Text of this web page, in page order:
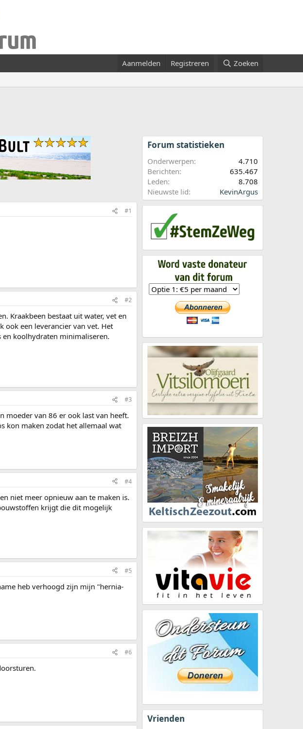
Aanmelden Registreren Zoeken
#1
#2
Kraakbeen bestaat uit water, vet en
ook een leverancier van vet. Het
koolhydraten minimaliseren.
#3
moeder van 86 er ook last van heeft.
kon maken zodat het allemaal wat
#4
niet meer opnieuw aan te maken is.
krijgt die dit mogelijk
#5
heb verhoogd zijn mijn "hernia-
#6
Forum statistieken
Onderwerpen
4.710
Berichten
635.467
Leden
8.708
Nieuwste lid
KevinArgus
Vrienden